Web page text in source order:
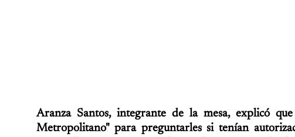
Aranza Santos, integrante de la mesa, explicó
Metropolitano" para preguntarles si tenían